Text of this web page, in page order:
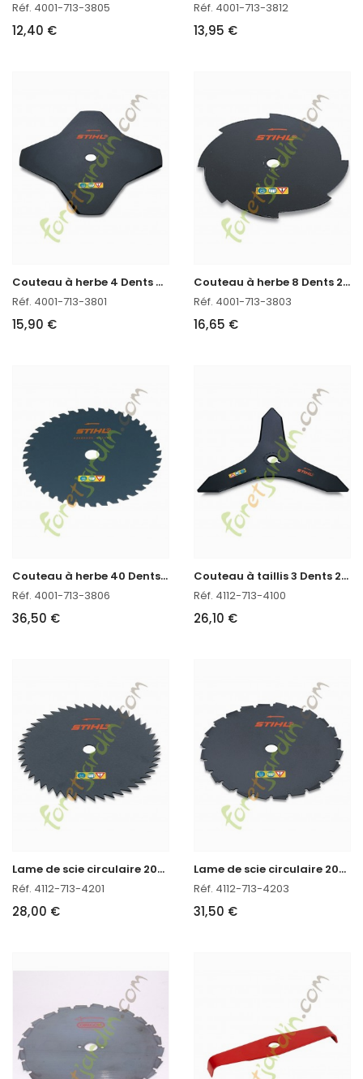
Réf. 4001-713-3805
12,40 €
Réf. 4001-713-3812
13,95 €
C
outeau à herbe 4 Dents Ø 230mm Stihl
Réf. 4001-713-3801
15,90 €
C
outeau à herbe 8 Dents 230 Stihl
Réf. 4001-713-3803
16,65 €
C
outeau à herbe 40 Dents 250mm Stihl réf. 4001-713-3806
Réf. 4001-713-3806
36,50 €
C
outeau à taillis 3 Dents 250mm Stihl réf. 4112-713-4100
Réf. 4112-713-4100
26,10 €
L
ame de scie circulaire 200mm-80 Stihl réf. 4112-713-4201
Réf. 4112-713-4201
28,00 €
L
ame de scie circulaire 200mm-22 Stihl
Réf. 4112-713-4203
31,50 €